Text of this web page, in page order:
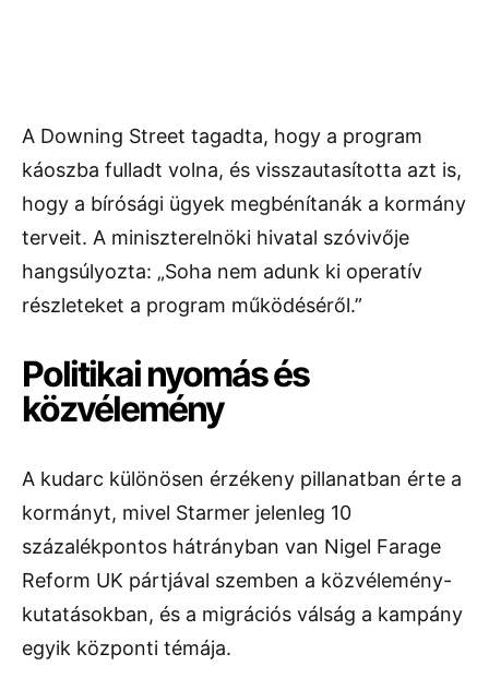
A Downing Street tagadta, hogy a program
káoszba fulladt volna, és visszautasította azt is,
hogy a bírósági ügyek megbénítanák a kormány
terveit. A miniszterelnöki hivatal szóvivője
hangsúlyozta: „Soha nem adunk ki operatív
részleteket a program működéséről.”
Politikai nyomás és
közvélemény
A kudarc különösen érzékeny pillanatban érte a
kormányt, mivel Starmer jelenleg 10
százalékpontos hátrányban van Nigel Farage
Reform UK pártjával szemben a közvélemény-
kutatásokban, és a migrációs válság a kampány
egyik központi témája.